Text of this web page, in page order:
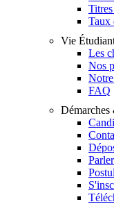
Taux
Vie
Les
Nos
FAQ
Démarches